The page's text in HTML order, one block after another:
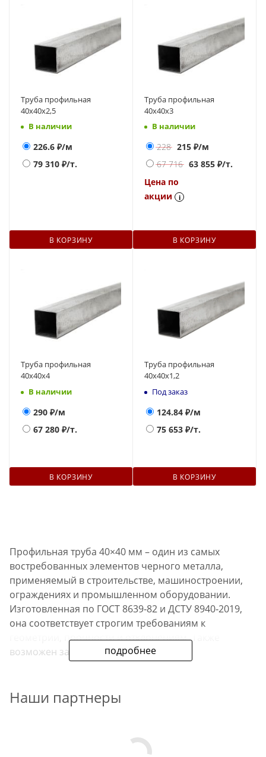
Труба профильная
40х40х2,5
В наличии
226.6 ₽/м
79 310 ₽/т.
В КОРЗИНУ
Труба профильная
40х40х3
В наличии
228 215 ₽/м
67 716 63 855 ₽/т.
Цена по
акции
i
В КОРЗИНУ
Труба профильная
40х40х4
В наличии
290 ₽/м
67 280 ₽/т.
В КОРЗИНУ
Труба профильная
40х40х1,2
Под заказ
124.84 ₽/м
75 653 ₽/т.
В КОРЗИНУ
подробнее
Профильная труба 40×40 мм – один из самых
востребованных элементов черного металла,
применяемый в строительстве, машиностроении,
ограждениях и промышленном оборудовании.
Изготовленная по ГОСТ 8639‑82 и ДСТУ 8940‑2019,
она соответствует строгим требованиям к
геометрии, прочности и отклонениям. Также
возможен заказ продукции с нужными
параметрами.
Основные характеристики
Толщина стенки: 1,5–4 мм — оптимальный баланс
Наши партнеры